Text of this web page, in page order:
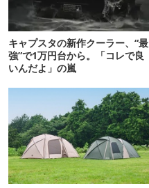
キャプスタの新作クーラー、“最
強”で1万円台から。「コレで良
いんだよ」の嵐